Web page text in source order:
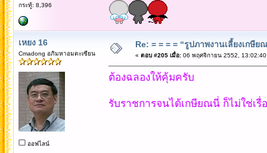
กระทู้: 8,396
เหยง 16
Cmadong อภิมหาอมตะเซียน
ออฟไลน์
Re: = = = = “รูปภาพงานเลี้ยงเกษี
« ตอบ #205 เมื่อ:06 พฤศจิกายน 2552, 13:02:40
ต้องฉลองให้คุ้มครับ
รับราชการจนได้เกษียณนี่ ก็ไม่ใช่เรื่